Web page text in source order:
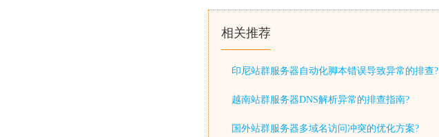
相关推荐
印尼站群服务器自动化脚本错误导致异常的排查?
越南站群服务器DNS解析异常的排查指南?
国外站群服务器多域名访问冲突的优化方案?